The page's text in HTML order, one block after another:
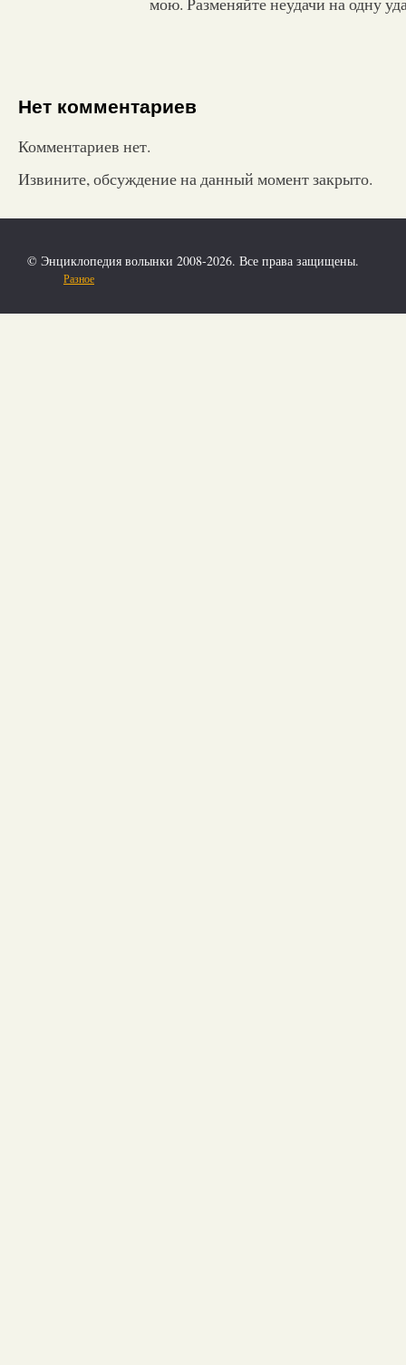
Нет комментариев
Комментариев нет.
Извините, обсуждение на данный момент закрыто.
© Энциклопедия волынки 2008-2026. Все права защищены.
Разное